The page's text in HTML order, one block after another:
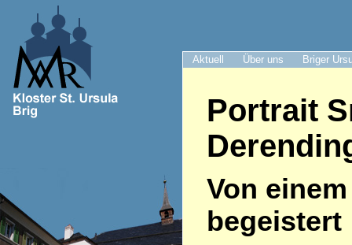
Aktuell Über uns Briger
Portrait
Von
begeistert